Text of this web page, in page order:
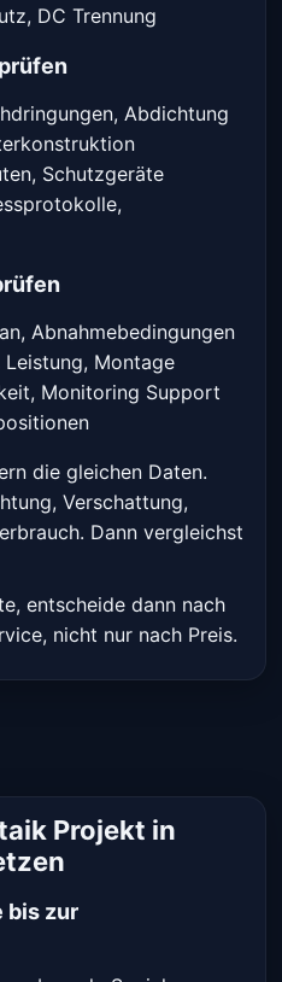
DC Trennung
Abdichtung
Schutzgeräte
Abnahmebedingungen
Montage
Monitoring Support
die gleichen Daten.
Verschattung,
Dann vergleichst
entscheide dann nach
nicht nur nach Preis.
Projekt in
bis zur